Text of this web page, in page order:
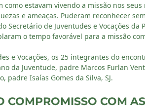
como estavam vivendo a missão nos
e ameaças. Puderam reconhecer
Secretário de Juventudes e Vocações da
o tempo favorável para a missão
e Vocações, os 25 integrantes do
da Juventude, padre Marcos Furlan
padre Isaías Gomes da Silva, SJ.
COMPROMISSO COM